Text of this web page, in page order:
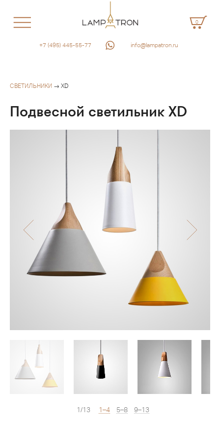
0
+7 (495) 445-55-77 info@lampatron.ru
СВЕТИЛЬНИКИ → XD
Подвесной светильник XD
1/13 1–4 5–8 9–13